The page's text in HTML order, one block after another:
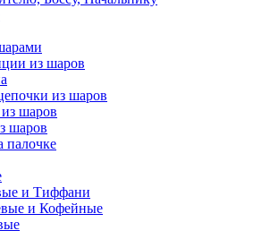
из шаров
из шаров
шаров
шаров
и Тиффани
и Кофейные